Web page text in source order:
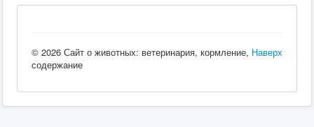
Наверх
© 2026 Сайт о животных: ветеринария, кормление,
содержание